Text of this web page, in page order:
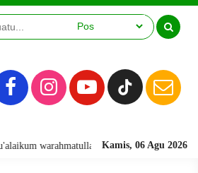
Kamis, 06 Agu 2026
wabarakatuh. Selamat Datang di Website